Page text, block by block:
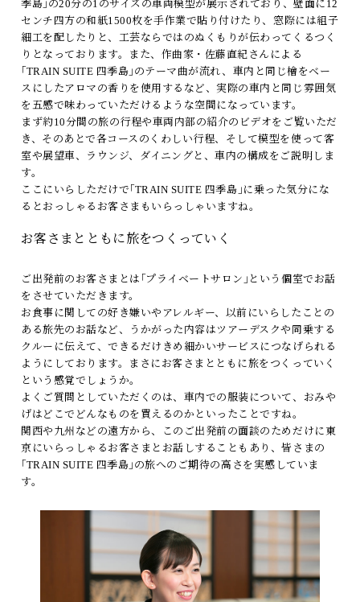
季島｣の20分の1のサイズの車両模型が展示されており、壁面に12
センチ四方の和紙1500枚を手作業で貼り付けたり、窓際には組子
細工を配したりと、工芸ならではのぬくもりが伝わってくるつく
りとなっております。また、作曲家・佐藤直紀さんによる
｢TRAIN SUITE 四季島｣のテーマ曲が流れ、車内と同じ檜をベー
スにしたアロマの香りを使用するなど、実際の車内と同じ雰囲気
を五感で味わっていただけるような空間になっています。
まず約10分間の旅の行程や車両内部の紹介のビデオをご覧いただ
き、そのあとで各コースのくわしい行程、そして模型を使って客
室や展望車、ラウンジ、ダイニングと、車内の構成をご説明しま
す。
ここにいらしただけで｢TRAIN SUITE 四季島｣に乗った気分にな
るとおっしゃるお客さまもいらっしゃいますね。
お客さまとともに旅をつくっていく
ご出発前のお客さまとは｢プライベートサロン｣という個室でお話
をさせていただきます。
お食事に関しての好き嫌いやアレルギー、以前にいらしたことの
ある旅先のお話など、うかがった内容はツアーデスクや同乗する
クルーに伝えて、できるだけきめ細かいサービスにつなげられる
ようにしております。まさにお客さまとともに旅をつくっていく
という感覚でしょうか。
よくご質問としていただくのは、車内での服装について、おみや
げはどこでどんなものを買えるのかといったことですね。
関西や九州などの遠方から、このご出発前の面談のためだけに東
京にいらっしゃるお客さまとお話しすることもあり、皆さまの
｢TRAIN SUITE 四季島｣の旅へのご期待の高さを実感していま
す。